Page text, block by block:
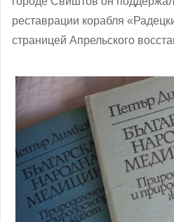
реставрации корабля
страницей Апрельского